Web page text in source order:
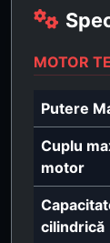
MOTOR
Putere
Cuplu
motor
cilindrică